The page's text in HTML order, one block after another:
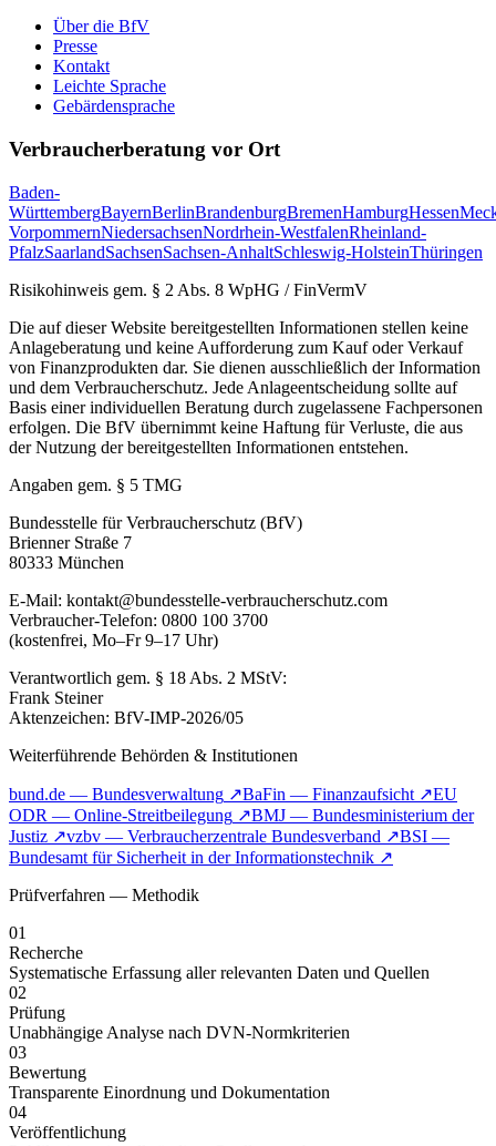
Über die BfV
Presse
Kontakt
Leichte Sprache
Gebärdensprache
Verbraucherberatung vor Ort
Baden-
WürttembergBayernBerlinBrandenburgBremenHamburgHessen
VorpommernNiedersachsenNordrhein-WestfalenRheinland-
PfalzSaarlandSachsenSachsen-AnhaltSchleswig-HolsteinThüringen
Risikohinweis gem. § 2 Abs. 8 WpHG / FinVermV
Die auf dieser Website bereitgestellten Informationen stellen keine
Anlageberatung und keine Aufforderung zum Kauf oder Verkauf
von Finanzprodukten dar. Sie dienen ausschließlich der Information
und dem Verbraucherschutz. Jede Anlageentscheidung sollte auf
Basis einer individuellen Beratung durch zugelassene Fachpersonen
erfolgen. Die BfV übernimmt keine Haftung für Verluste, die aus
der Nutzung der bereitgestellten Informationen entstehen.
Angaben gem. § 5 TMG
Bundesstelle für Verbraucherschutz (BfV)
Brienner Straße 7
80333 München
E-Mail: kontakt@bundesstelle-verbraucherschutz.com
Verbraucher-Telefon: 0800 100 3700
(kostenfrei, Mo–Fr 9–17 Uhr)
Verantwortlich gem. § 18 Abs. 2 MStV:
Frank Steiner
Aktenzeichen: BfV-IMP-2026/05
Weiterführende Behörden & Institutionen
bund.de — Bundesverwaltung ↗BaFin — Finanzaufsicht ↗EU
ODR — Online-Streitbeilegung ↗BMJ — Bundesministerium der
Justiz ↗vzbv — Verbraucherzentrale Bundesverband ↗BSI —
Bundesamt für Sicherheit in der Informationstechnik ↗
Prüfverfahren — Methodik
01
Recherche
Systematische Erfassung aller relevanten Daten und Quellen
02
Prüfung
Unabhängige Analyse nach DVN-Normkriterien
03
Bewertung
Transparente Einordnung und Dokumentation
04
Veröffentlichung